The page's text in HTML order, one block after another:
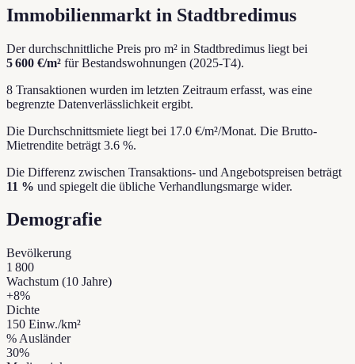
Immobilienmarkt in Stadtbredimus
Der durchschnittliche Preis pro m² in Stadtbredimus liegt bei
5 600 €/m² für Bestandswohnungen (2025-T4).
8 Transaktionen wurden im letzten Zeitraum erfasst, was eine
begrenzte Datenverlässlichkeit ergibt.
Die Durchschnittsmiete liegt bei 17.0 €/m²/Monat. Die Brutto-
Mietrendite beträgt 3.6 %.
Die Differenz zwischen Transaktions- und Angebotspreisen beträgt
11 % und spiegelt die übliche Verhandlungsmarge wider.
Demografie
Bevölkerung
1 800
Wachstum (10 Jahre)
+8%
Dichte
150 Einw./km²
% Ausländer
30%